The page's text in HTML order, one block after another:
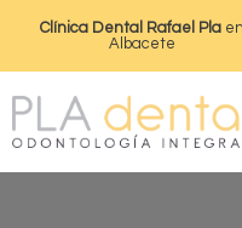
Clínica Dental Rafael Plaen
Albacete